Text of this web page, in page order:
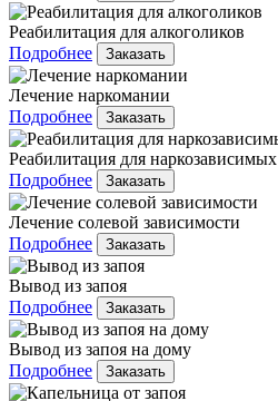
Реабилитация для алкоголиков
Подробнее
Заказать
Лечение наркомании
Подробнее
Заказать
Реабилитация для наркозависимых
Подробнее
Заказать
Лечение солевой зависимости
Подробнее
Заказать
Вывод из запоя
Подробнее
Заказать
Вывод из запоя на дому
Подробнее
Заказать